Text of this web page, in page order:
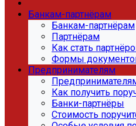
Банкам-партнёрам
Банкам-партнёрам
Партнёрам
Как стать
Формы
Предпринимателям
Как получить
Банки-партнёры
Стоимость